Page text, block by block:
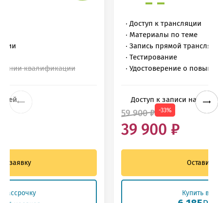
квалификации
заявку
рассрочку
Доступ к трансляции
Материалы по теме
Запись прямой
Тестирование
Удостоверение о
Доступ к записи на 1 год
59 900 ₽ -33%
39 900 ₽
Оставить
Купить в